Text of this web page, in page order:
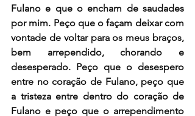
Fulano e que o encham de saudades
por mim. Peço que o façam deixar com
vontade de voltar para os meus braços,
bem arrependido, chorando e
desesperado. Peço que o desespero
entre no coração de Fulano, peço que
a tristeza entre dentro do coração de
Fulano e peço que o arrependimento